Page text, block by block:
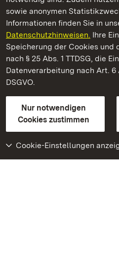
sowie anonymen
Informationen finden Sie in
Datenschutzhinweisen. Ihre
Speicherung der Cookies und
nach § 25 Abs. 1 TTDSG, die
Datenverarbeitung nach Art. 6
DSGVO.
Nur notwendigen
Cookies zustimmen
Cookie-Einstellungen
Burg Alt-Eberstein
Staatliche Schlösser und
Kontakt
GebärdenspracheLeichte
Erklärung zur Barrierefreiheit
BITV-konform (geprüfte Seiten)
Weiteres